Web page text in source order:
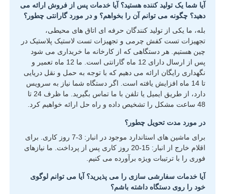
آیا شما یک تولید کننده هستید؟ آیا خدمات پس از فروش ارائه می
دهید؟ چگونه می توانم آن را بخواهم؟ و در مورد گارانتی چطور؟
بله، ما یکی از تولید کنندگان حرفه ای اتاق های محیطی،
تجهیزات تست کفش چرمی و تجهیزات تست لاستیک پلاستیک در
چین هستیم. هر دستگاهی که از کارخانه ما خریداری می شود
پس از ارسال دارای 12 ماه گارانتی است. ما 12 ماه تعمیر و
نگهداری رایگان ارائه می دهیم که با توجه به حمل و نقل دریایی
تا 14 ماه افزایش یافته است. اگر دستگاه شما نیاز به سرویس
دارد، از طریق ایمیل یا تلفن با ما تماس بگیرید. ما ظرف 24 تا
48 ساعت مشکل را تشخیص داده و راه حل ارائه خواهیم کرد.
در مورد مدت تحویل چطور؟
برای ماشین های استاندارد موجود در انبار: 3-7 روز کاری. برای
اقلام خارج از انبار: 15-20 روز کاری پس از پرداخت. ما نیازهای
فوری را با ترتیبات ویژه برآورده می کنیم.
آیا خدمات سفارشی سازی را می پذیرید؟ آیا می توانم لوگوی
خود را روی دستگاه داشته باشم؟